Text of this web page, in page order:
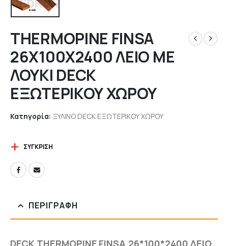
THERMOPINE FINSA
26Χ100X2400 ΛΕΙΟ ΜΕ
ΛΟΥΚΙ DECK
ΕΞΩΤΕΡΙΚΟΥ ΧΩΡΟΥ
Κατηγορία: ΞΥΛΙΝΟ DECK ΕΞΩΤΕΡΙΚΟΥ ΧΩΡΟΥ
ΣΎΓΚΡΙΣΗ
ΠΕΡΙΓΡΑΦΉ
DECK THERMOPINE FINSA 26*100*2400 ΛΕΙΟ